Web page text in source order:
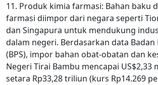
11. Produk kimia farmasi: Bahan baku
farmasi diimpor dari negara seperti
dan Singapura untuk mendukung
dalam negeri. Berdasarkan data
(BPS), impor bahan obat-obatan dan
Negeri Tirai Bambu mencapai US$2,33
setara Rp33,28 triliun (kurs Rp14.269